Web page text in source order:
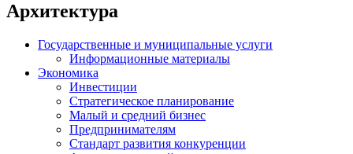
Архитектура
Государственные и муниципальные услуги
Информационные материалы
Экономика
Инвестиции
Стратегическое планирование
Малый и средний бизнес
Предпринимателям
Стандарт развития конкуренции